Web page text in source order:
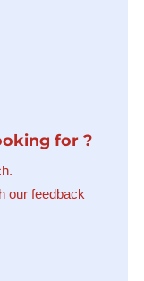
for ?
our feedback